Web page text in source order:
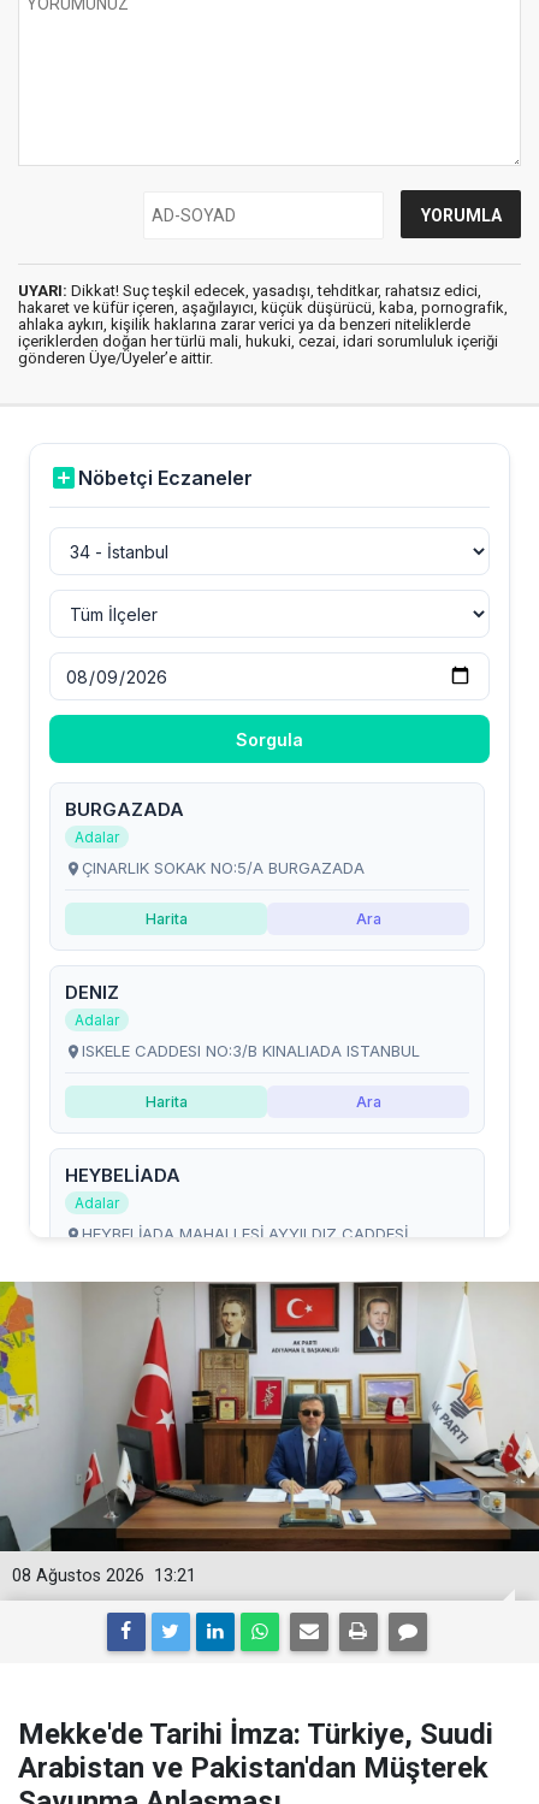
UYARI: Dikkat! Suç teşkil edecek, yasadışı, tehditkar, rahatsız edici,
hakaret ve küfür içeren, aşağılayıcı, küçük düşürücü, kaba, pornografik,
ahlaka aykırı, kişilik haklarına zarar verici ya da benzeri niteliklerde
içeriklerden doğan her türlü mali, hukuki, cezai, idari sorumluluk içeriği
gönderen Üye/Üyeler’e aittir.
13:21
08 Ağustos 2026
Mekke'de Tarihi İmza: Türkiye, Suudi
Arabistan ve Pakistan'dan Müşterek